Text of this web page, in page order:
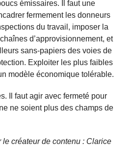
émissaires. Il faut une
fermement les donneurs
du travail, imposer la
d’approvisionnement, et
sans-papiers des voies de
Exploiter les plus faibles
modèle économique tolérable.
Il faut agir avec fermeté pour
ne soient plus des champs de
créateur de contenu : Clarice